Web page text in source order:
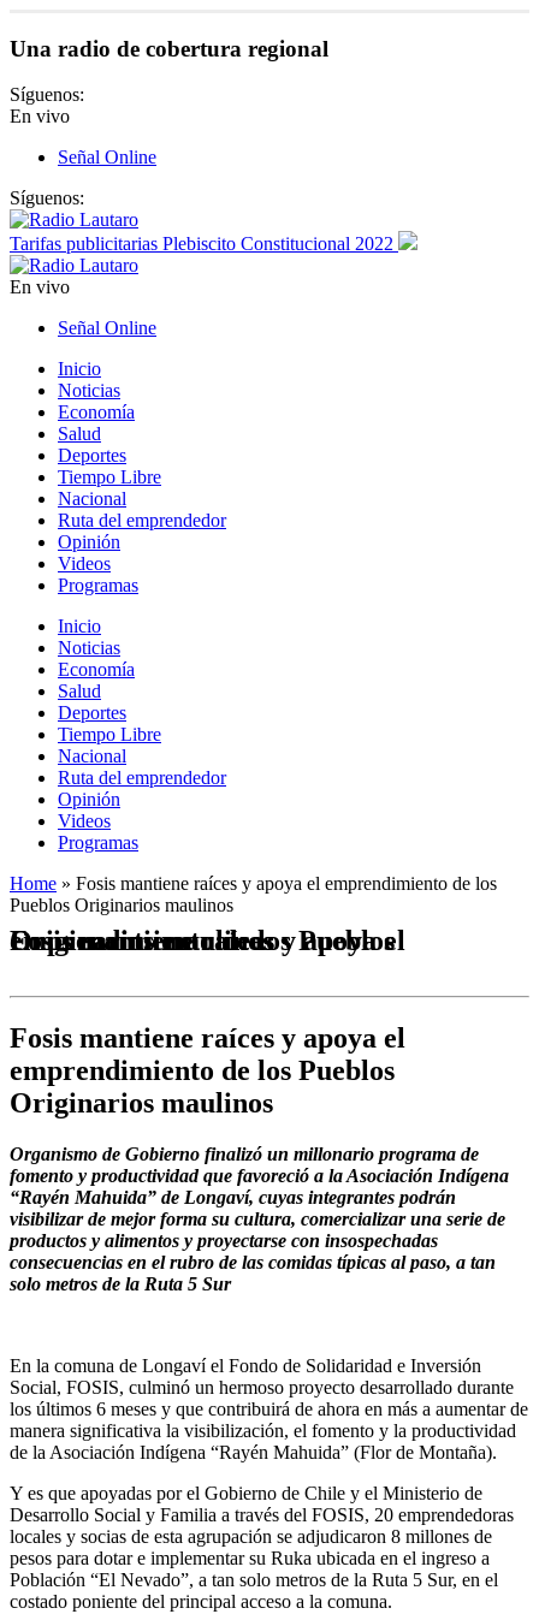
Una radio de cobertura regional
Síguenos:
En vivo
Señal Online
Síguenos:
Tarifas publicitarias Plebiscito Constitucional 2022
En vivo
Señal Online
Inicio
Noticias
Economía
Salud
Deportes
Tiempo Libre
Nacional
Ruta del emprendedor
Opinión
Videos
Programas
Inicio
Noticias
Economía
Salud
Deportes
Tiempo Libre
Nacional
Ruta del emprendedor
Opinión
Videos
Programas
Home » Fosis mantiene raíces y apoya el emprendimiento de los
Pueblos Originarios maulinos
Fosis mantiene raíces y apoya el emprendimiento de los Pueblos Originarios maulinos
Fosis mantiene raíces y apoya el
emprendimiento de los Pueblos
Originarios maulinos
Organismo de Gobierno finalizó un millonario programa de
fomento y productividad que favoreció a la Asociación Indígena
“Rayén Mahuida” de Longaví, cuyas integrantes podrán
visibilizar de mejor forma su cultura, comercializar una serie de
productos y alimentos y proyectarse con insospechadas
consecuencias en el rubro de las comidas típicas al paso, a tan
solo metros de la Ruta 5 Sur
En la comuna de Longaví el Fondo de Solidaridad e Inversión
Social, FOSIS, culminó un hermoso proyecto desarrollado durante
los últimos 6 meses y que contribuirá de ahora en más a aumentar de
manera significativa la visibilización, el fomento y la productividad
de la Asociación Indígena “Rayén Mahuida” (Flor de Montaña).
Y es que apoyadas por el Gobierno de Chile y el Ministerio de
Desarrollo Social y Familia a través del FOSIS, 20 emprendedoras
locales y socias de esta agrupación se adjudicaron 8 millones de
pesos para dotar e implementar su Ruka ubicada en el ingreso a
Población “El Nevado”, a tan solo metros de la Ruta 5 Sur, en el
costado poniente del principal acceso a la comuna.